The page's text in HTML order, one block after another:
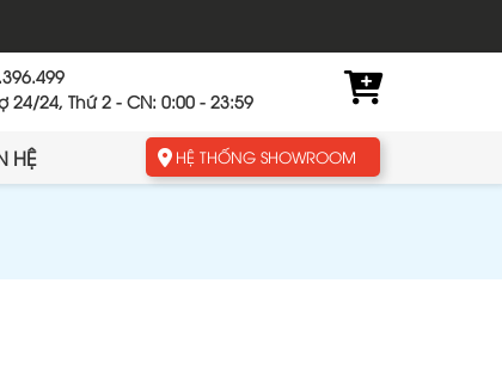
24/24, Thứ 2 - CN: 0:00 - 23:59
HỆ HỆ THỐNG SHOWROOM